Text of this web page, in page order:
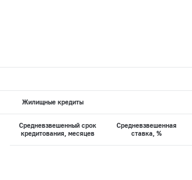
Жилищные кредиты
Средневзвешенный срок
кредитования, месяцев
Средневзвешенная
ставка, %